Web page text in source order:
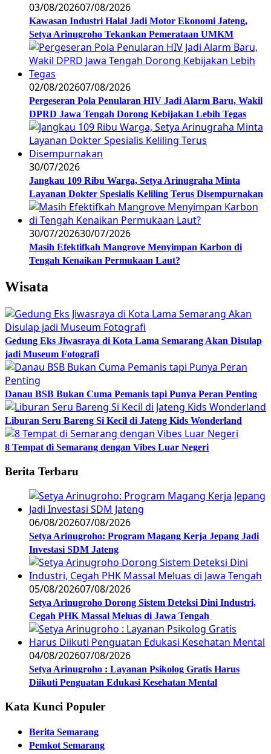
03/08/202607/08/2026
Kawasan Industri Halal Jadi Motor Ekonomi Jateng,
Setya Arinugroho Tekankan Pemerataan UMKM
02/08/202607/08/2026
Pergeseran Pola Penularan HIV Jadi Alarm Baru, Wakil
DPRD Jawa Tengah Dorong Kebijakan Lebih Tegas
30/07/2026
Jangkau 109 Ribu Warga, Setya Arinugraha Minta
Layanan Dokter Spesialis Keliling Terus Disempurnakan
30/07/202630/07/2026
Masih Efektifkah Mangrove Menyimpan Karbon di
Tengah Kenaikan Permukaan Laut?
Wisata
Gedung Eks Jiwasraya di Kota Lama Semarang Akan Disulap
jadi Museum Fotografi
Danau BSB Bukan Cuma Pemanis tapi Punya Peran Penting
Liburan Seru Bareng Si Kecil di Jateng Kids Wonderland
8 Tempat di Semarang dengan Vibes Luar Negeri
Berita Terbaru
06/08/202607/08/2026
Setya Arinugroho: Program Magang Kerja Jepang Jadi
Investasi SDM Jateng
05/08/202607/08/2026
Setya Arinugroho Dorong Sistem Deteksi Dini Industri,
Cegah PHK Massal Meluas di Jawa Tengah
04/08/202607/08/2026
Setya Arinugroho : Layanan Psikolog Gratis Harus
Diikuti Penguatan Edukasi Kesehatan Mental
Kata Kunci Populer
Berita Semarang
Pemkot Semarang